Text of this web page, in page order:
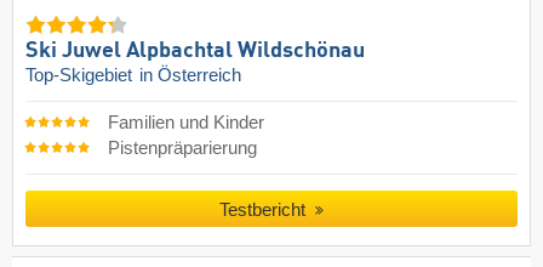
Ski Juwel Alpbachtal Wildschönau
Top-Skigebiet in Österreich
Familien und Kinder
Pistenpräparierung
Testbericht